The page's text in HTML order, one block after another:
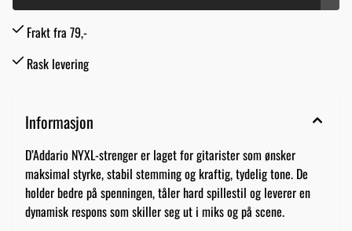
Frakt fra 79,-
Rask levering
Informasjon
D’Addario NYXL-strenger er laget for gitarister som ønsker
maksimal styrke, stabil stemming og kraftig, tydelig tone. De
holder bedre på spenningen, tåler hard spillestil og leverer en
dynamisk respons som skiller seg ut i miks og på scene.